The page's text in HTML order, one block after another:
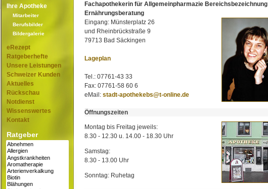
Ihre Apotheke
Mitarbeiter
Berufsbilder
Bildergalerie
eRezept
Ratgeberhefte
Unsere Leistungen
Schweizer Kunden
Aktuelles
Rückschau
Notdienst
Wissenswertes
Kontakt
Ratgeber
Fachapothekerin für Allgemeinpharmazie Bereichsbezeichnung
Ernährungsberatung
Eingang: Münsterplatz 26
und Rheinbrückstraße 9
79713 Bad Säckingen
Lageplan
Tel.: 07761-43 33
Fax: 07761-58 60 6
eMail: stadt-apothekebs@t-online.de
Öffnungszeiten
Montag bis Freitag jeweils:
8.30 - 12.30 u. 14.00 - 18.30 Uhr
Samstag:
8.30 - 13.00 Uhr
Sonntag: Ruhetag